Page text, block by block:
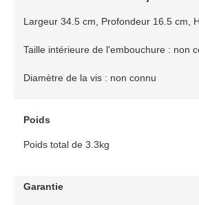
Largeur 34.5 cm, Profondeur 16.5 cm,
Taille intérieure de l'embouchure : non
Diamètre de la vis : non connu
Poids
Poids total de 3.3kg
Garantie